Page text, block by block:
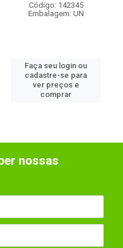
Código: 142345
Embalagem: UN
Faça seu login ou
cadastre-se para
ver preços e
comprar
nossas